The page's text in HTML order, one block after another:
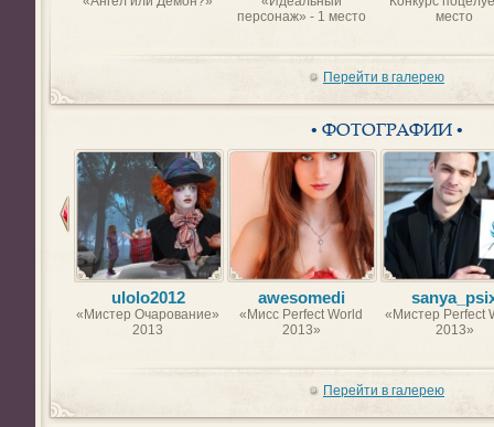
персонаж» - 1 место
место
Перейти в галерею
• ФОТОГРАФИИ •
ulolo2012
«Мистер Очарование»
2013
awesomedi
«Мисс Perfect World
2013»
«Мистер Perfect
2013»
Перейти в галерею